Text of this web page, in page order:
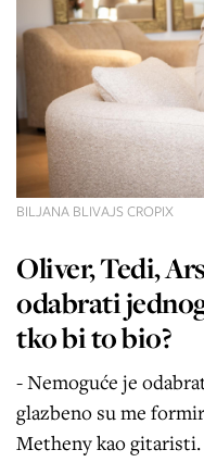
BILJANA BLIVAJS CROPIX
Oliver, Tedi,
odabrati
tko bi to bio?
- Nemoguće je
glazbeno su me
Metheny kao